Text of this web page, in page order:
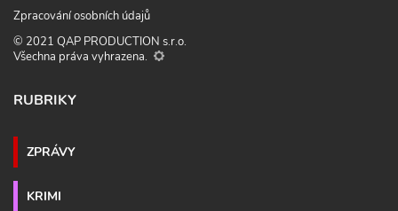
Zpracování osobních údajů
© 2021 QAP PRODUCTION s.r.o.
Všechna práva vyhrazena.
RUBRIKY
ZPRÁVY
KRIMI